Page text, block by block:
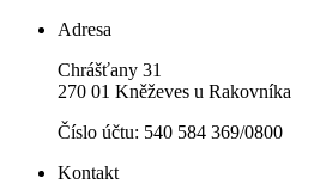
Adresa
Chrášťany 31
270 01 Kněževes u Rakovníka
Číslo účtu: 540 584 369/0800
Kontakt